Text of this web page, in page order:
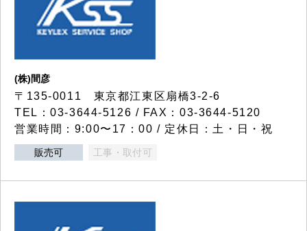
(株)間彦
〒135-0011 東京都江東区扇橋3-2-6
TEL：03-3644-5126 / FAX：03-3644-5120
営業時間：9:00〜17：00 / 定休日：土・日・祝
販売可 工事・取付可